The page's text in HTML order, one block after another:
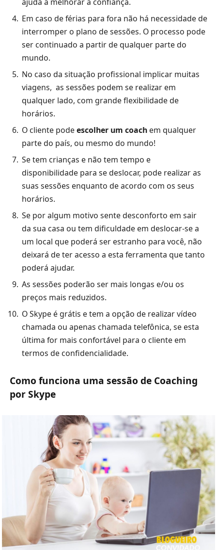
Em caso de férias para fora não há necessidade de
interromper o plano de sessões. O processo pode
ser continuado a partir de qualquer parte do
mundo.
No caso da situação profissional implicar muitas
viagens, as sessões podem se realizar em
qualquer lado, com grande flexibilidade de
horários.
O cliente podeescolher um coach em qualquer
parte do país, ou mesmo do mundo!
Se tem crianças e não tem tempo e
disponibilidade para se deslocar, pode realizar as
suas sessões enquanto de acordo com os seus
horários.
Se por algum motivo sente desconforto em sair
da sua casa ou tem dificuldade em deslocar-se a
um local que poderá ser estranho para você, não
deixará de ter acesso a esta ferramenta que tanto
poderá ajudar.
As sessões poderão ser mais longas e/ou os
preços mais reduzidos.
O Skype é grátis e tem a opção de realizar vídeo
chamada ou apenas chamada telefônica, se esta
última for mais confortável para o cliente em
termos de confidencialidade.
Como funciona uma sessão de Coaching
por Skype